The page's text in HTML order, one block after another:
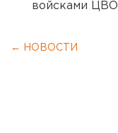
войсками ЦВО
← НОВОСТИ